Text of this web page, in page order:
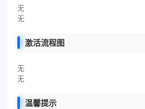
无
无
激活流程图
无
无
温馨提示